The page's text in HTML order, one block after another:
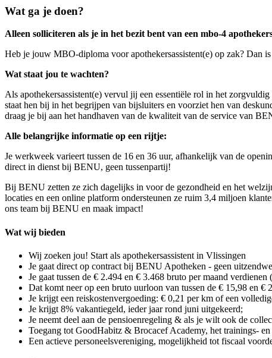
Wat ga je doen?
Alleen solliciteren als je in het bezit bent van een mbo-4
Heb je jouw MBO-diploma voor apothekersassistent(e) op zak? Dan
Wat staat jou te wachten?
Als apothekersassistent(e) vervul jij een essentiële rol in het
staat hen bij in het begrijpen van bijsluiters en voorziet hen van
draag je bij aan het handhaven van de kwaliteit van de service van
Alle belangrijke informatie op een rijtje:
Je werkweek varieert tussen de 16 en 36 uur, afhankelijk van de
direct in dienst bij BENU, geen tussenpartij!
Bij BENU zetten ze zich dagelijks in voor de gezondheid en het
locaties en een online platform ondersteunen ze ruim 3,4 miljoen
ons team bij BENU en maak impact!
Wat wij bieden
Wij zoeken jou! Start als apothekersassistent in Vlissingen
Je gaat direct op contract bij BENU Apotheken - geen
Je gaat tussen de € 2.494 en € 3.468 bruto per maand
Dat komt neer op een bruto uurloon van tussen de € 15,98 en €
Je krijgt een reiskostenvergoeding: € 0,21 per km of een
Je krijgt 8% vakantiegeld, ieder jaar rond juni uitgekeerd;
Je neemt deel aan de pensioenregeling & als je wilt ook de
Toegang tot GoodHabitz & Brocacef Academy, het trainings-
Een actieve personeelsvereniging, mogelijkheid tot fiscaal